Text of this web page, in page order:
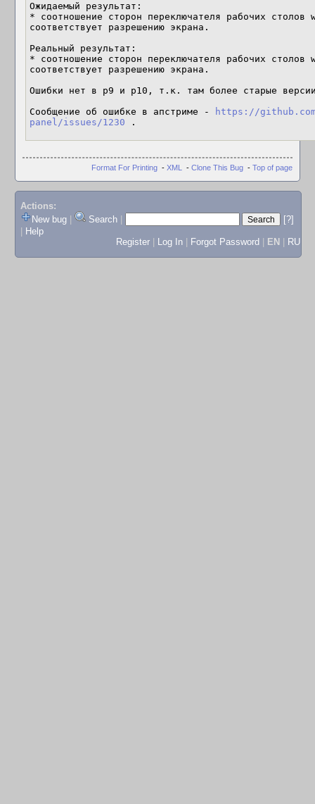
Ожидаемый результат:
* соотношение сторон переключателя рабочих
соответствует разрешению экрана.
Реальный результат:
* соотношение сторон переключателя рабочих
соответствует разрешению экрана.
Ошибки нет в p9 и p10, т.к. там более старые
Сообщение об ошибке в апстриме -
https://
panel/issues/1230 .
Format For Printing - XML - Clone This Bug - Top of page
Actions:
New bug
Search
[?]
Help
Register
Log In Forgot Password EN RU